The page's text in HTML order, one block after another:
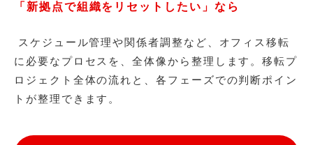
「新拠点で組織をリセットしたい」なら
スケジュール管理や関係者調整など、オフィス移転
に必要なプロセスを、全体像から整理します。移転プ
ロジェクト全体の流れと、各フェーズでの判断ポイン
トが整理できます。